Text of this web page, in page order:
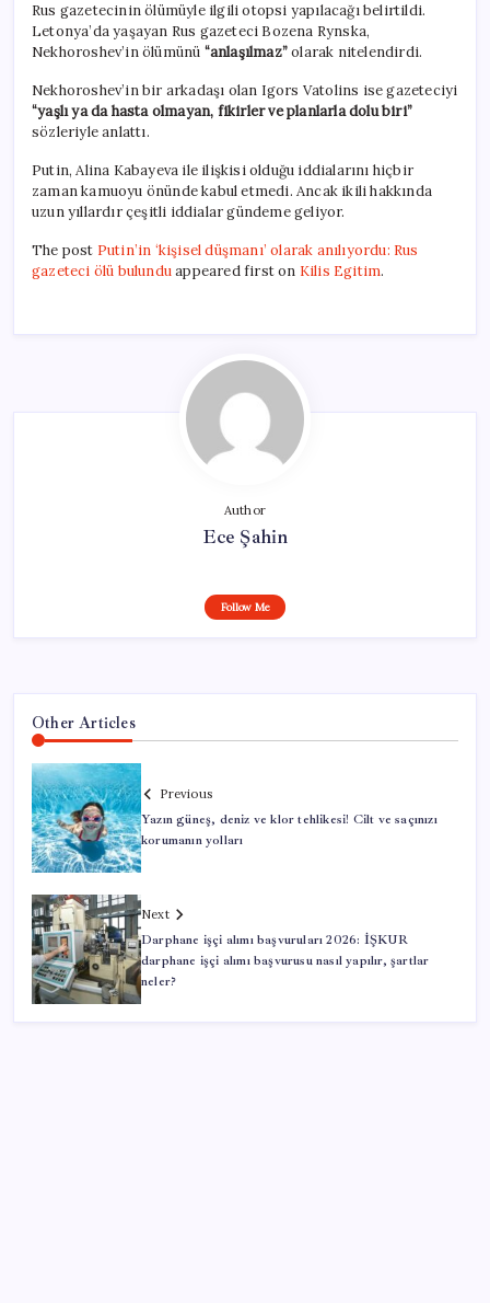
Rus gazetecinin ölümüyle ilgili otopsi yapılacağı belirtildi.
Letonya’da yaşayan Rus gazeteci Bozena Rynska,
Nekhoroshev’in ölümünü “anlaşılmaz”olarak nitelendirdi.
Nekhoroshev’in bir arkadaşı olan Igors Vatolins ise gazeteciyi
“yaşlı ya da hasta olmayan, fikirler ve planlarla dolu biri”
sözleriyle anlattı.
Putin, Alina Kabayeva ile ilişkisi olduğu iddialarını hiçbir
zaman kamuoyu önünde kabul etmedi. Ancak ikili hakkında
uzun yıllardır çeşitli iddialar gündeme geliyor.
The post Putin’in ‘kişisel düşmanı’ olarak anılıyordu: Rus
gazeteci ölü bulunduappeared first on Kilis Egitim.
Author
Ece Şahin
Follow Me
Other Articles
Previous
Yazın güneş, deniz ve klor tehlikesi! Cilt ve saçınızı
korumanın yolları
Next
Darphane işçi alımı başvuruları 2026: İŞKUR
darphane işçi alımı başvurusu nasıl yapılır, şartlar
neler?